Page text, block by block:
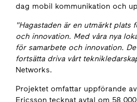
dag mobil kommunikation och
"Hagastaden är en utmärkt
och innovation. Med våra nya
för samarbete och innovation.
fortsätta driva vårt
Networks.
Projektet omfattar uppförande
Ericsson tecknat avtal om 58